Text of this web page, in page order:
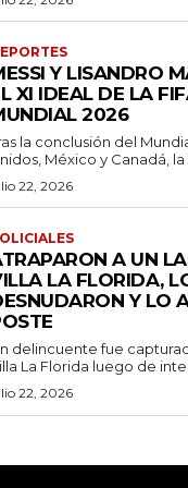
Y LISANDRO
XI IDEAL DE LA
2026
la conclusión del
México y Canadá, la
22, 2026
A UN
LA FLORIDA,
Y LO
delincuente fue
La Florida luego de
22, 2026